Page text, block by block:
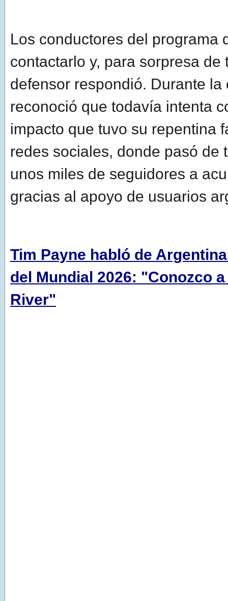
Los conductores del programa
contactarlo y, para sorpresa de
defensor respondió. Durante la
reconoció que todavía intenta
impacto que tuvo su repentina
redes sociales, donde pasó de
unos miles de seguidores a
gracias al apoyo de usuarios
Tim Payne habló de
del Mundial 2026: "Conozco
River"